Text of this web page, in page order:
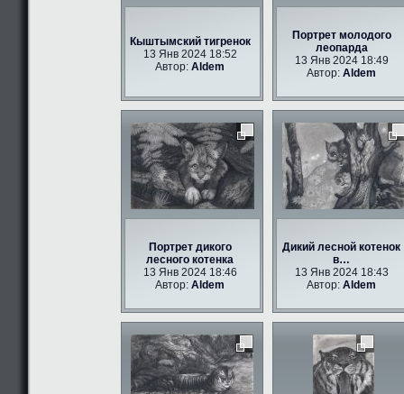
Кыштымский тигренок
13 Янв 2024 18:52
Автор:Aldem
Портрет молодого
леопарда
13 Янв 2024 18:49
Автор:Aldem
Портрет дикого
лесного котенка
13 Янв 2024 18:46
Автор:Aldem
Дикий лесной котенок
в…
13 Янв 2024 18:43
Автор:Aldem